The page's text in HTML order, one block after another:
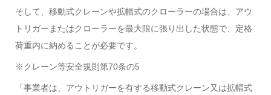
そして、移動式クレーンや拡幅式のクローラーの場合は、アウ
トリガーまたはクローラーを最大限に張り出した状態で、定格
荷重内に納めることが必要です。
※クレーン等安全規則第70条の5
「事業者は、アウトリガーを有する移動式クレーン又は拡幅式